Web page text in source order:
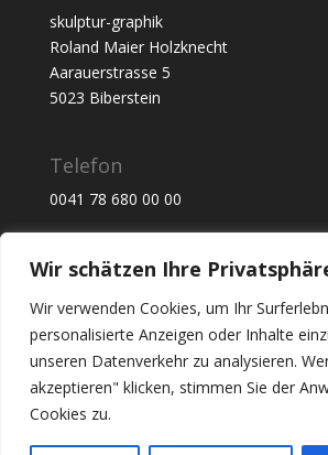
Wir schätzen Ihre
Wir verwenden Cookies, um Ihr
personalisierte Anzeigen oder Inhalte
unseren Datenverkehr zu analysieren.
akzeptieren" klicken, stimmen Sie der
Cookies zu.
skulptur-graphik
Roland Maier Holzknecht
Aarauerstrasse 5
5023 Biberstein
Telefon
0041 78 680 00 00
Email
r.maier@skulptur-graphik.ch